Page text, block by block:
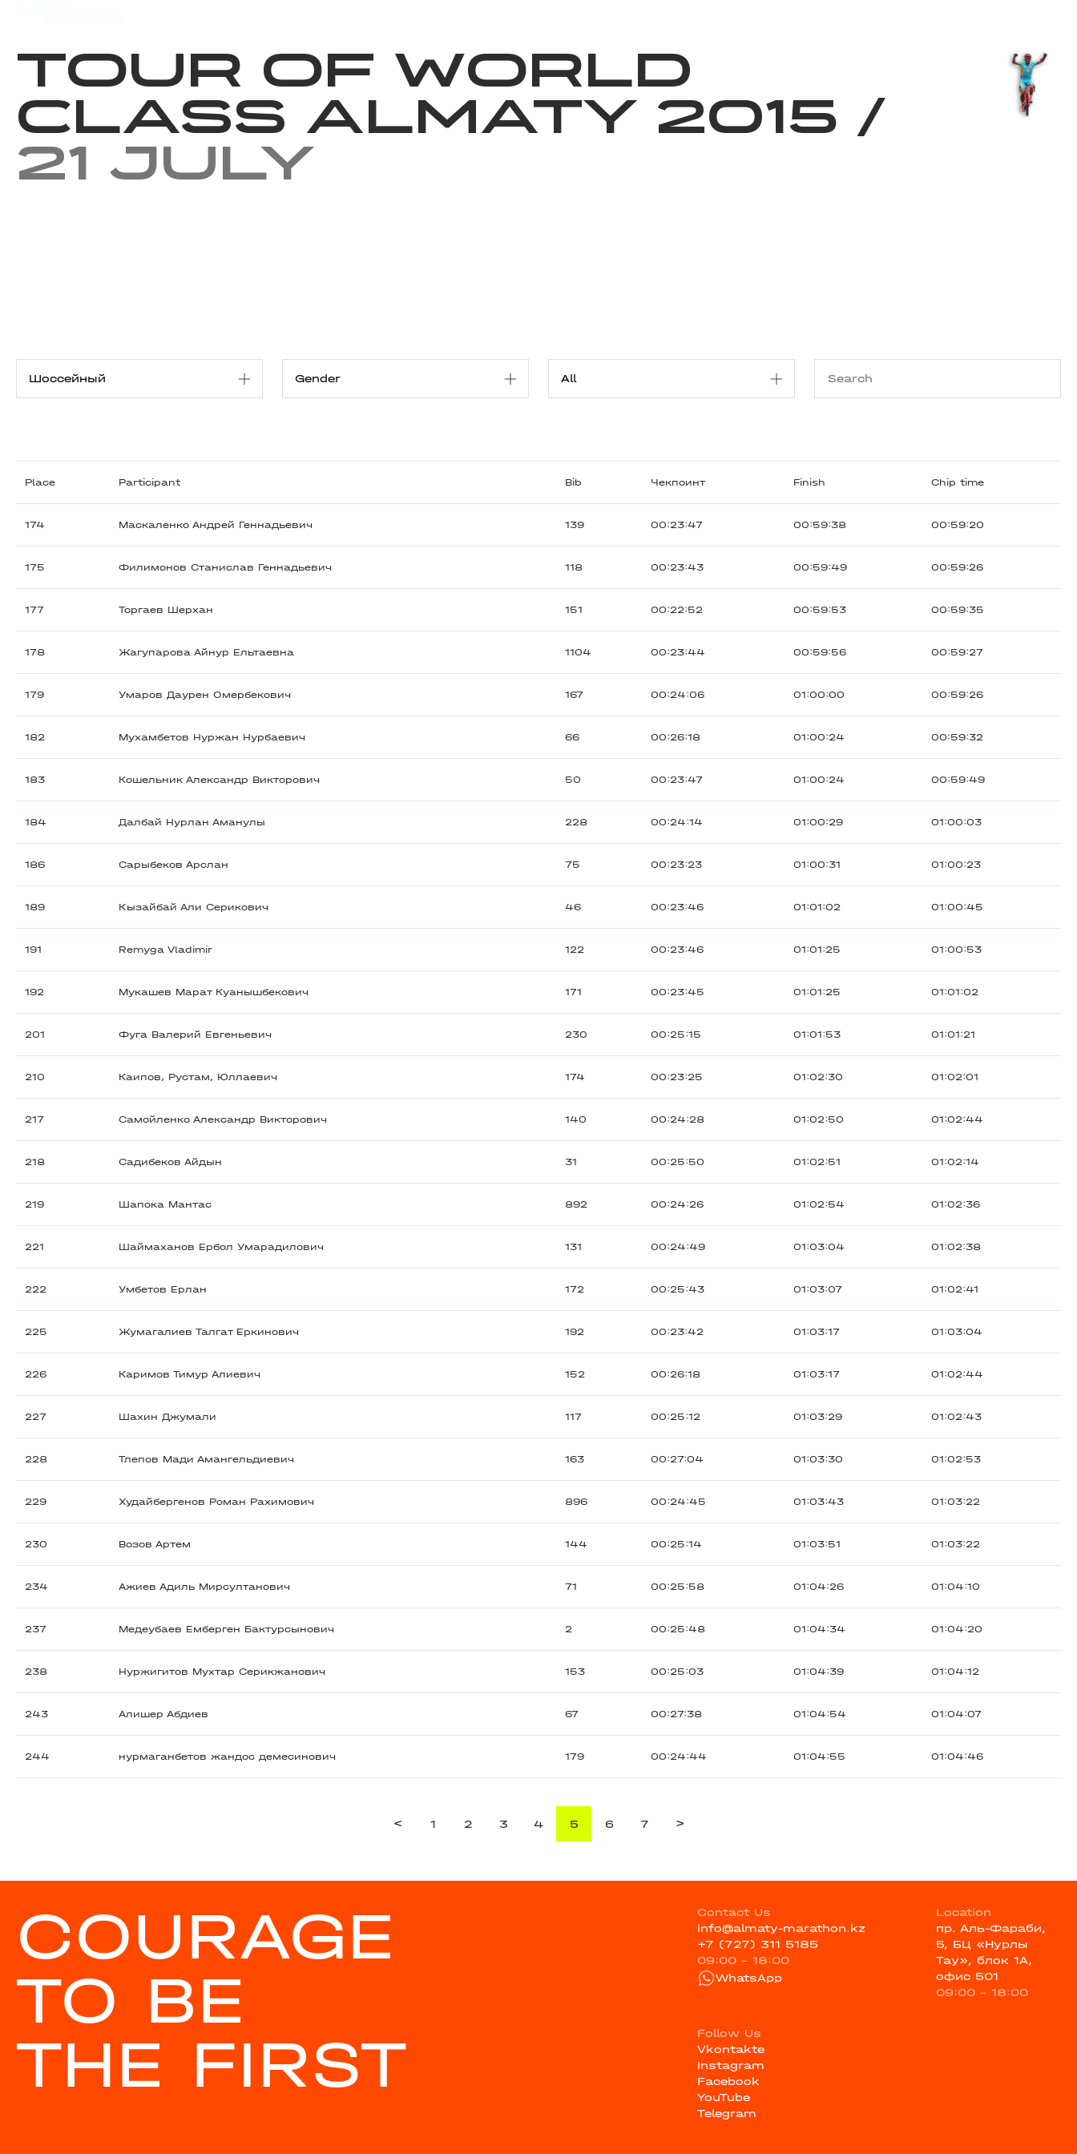
Tour of World
Class Almaty 2015 /
21 July
Place Participant Bib Чекпоинт Finish Chip time
174 Маскаленко Андрей Геннадьевич 139 00:23:47 00:59:38 00:59:20
175 Филимонов Станислав Геннадьевич 118 00:23:43 00:59:49 00:59:26
177 Торгаев Шерхан 151 00:22:52 00:59:53 00:59:35
178 Жагупарова Айнур Ельтаевна 1104 00:23:44 00:59:56 00:59:27
179 Умаров Даурен Омербекович 167 00:24:06 01:00:00 00:59:26
182 Мухамбетов Нуржан Нурбаевич 66 00:26:18 01:00:24 00:59:32
183 Кошельник Александр Викторович 50 00:23:47 01:00:24 00:59:49
184 Далбай Нурлан Аманулы 228 00:24:14 01:00:29 01:00:03
186 Сарыбеков Арслан 75 00:23:23 01:00:31 01:00:23
189 Кызайбай Али Серикович 46 00:23:46 01:01:02 01:00:45
191 Remyga Vladimir 122 00:23:46 01:01:25 01:00:53
192 Мукашев Марат Куанышбекович 171 00:23:45 01:01:25 01:01:02
201 Фуга Валерий Евгеньевич 230 00:25:15 01:01:53 01:01:21
210 Каипов, Рустам, Юллаевич 174 00:23:25 01:02:30 01:02:01
217 Самойленко Александр Викторович 140 00:24:28 01:02:50 01:02:44
218 Садибеков Айдын 31 00:25:50 01:02:51 01:02:14
219 Шапока Мантас 892 00:24:26 01:02:54 01:02:36
221 Шаймаханов Ербол Умарадилович 131 00:24:49 01:03:04 01:02:38
222 Умбетов Ерлан 172 00:25:43 01:03:07 01:02:41
225 Жумагалиев Талгат Еркинович 192 00:23:42 01:03:17 01:03:04
226 Каримов Тимур Алиевич 152 00:26:18 01:03:17 01:02:44
227 Шахин Джумали 117 00:25:12 01:03:29 01:02:43
228 Тлепов Мади Амангельдиевич 163 00:27:04 01:03:30 01:02:53
229 Худайбергенов Роман Рахимович 896 00:24:45 01:03:43 01:03:22
230 Возов Артем 144 00:25:14 01:03:51 01:03:22
234 Ажиев Адиль Мирсултанович 71 00:25:58 01:04:26 01:04:10
237 Медеубаев Емберген Бактурсынович 2 00:25:48 01:04:34 01:04:20
238 Нуржигитов Мухтар Серикжанович 153 00:25:03 01:04:39 01:04:12
243 Алишер Абдиев 67 00:27:38 01:04:54 01:04:07
244 нурмаганбетов жандос демесинович 179 00:24:44 01:04:55 01:04:46
< 1 2 3 4 5 6 7 >
COURAGE
TO BE
THE FIRST
Contact Us
info@almaty-marathon.kz
+7 (727) 311 5185
09:00 - 18:00
WhatsApp
Location
пр. Аль-Фараби,
5, БЦ «Нурлы
Тау», блок 1А,
офис 501
09:00 - 18:00
Follow Us
Vkontakte
Instagram
Facebook
YouTube
Telegram